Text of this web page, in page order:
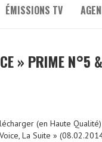
ÉMISSIONS TV
» PRIME N°5
(en Haute
La Suite »